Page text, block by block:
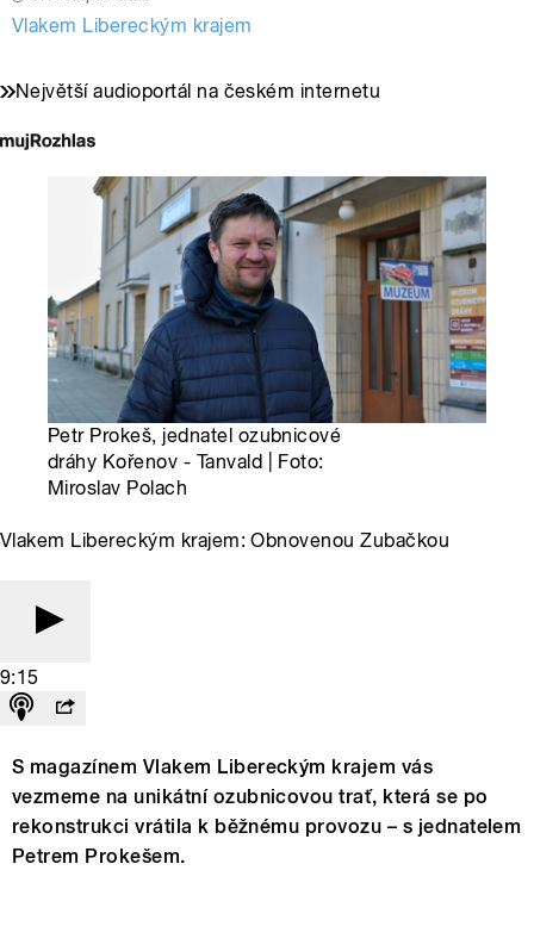
Vlakem Libereckým krajem
Největší audioportál na českém internetu
Petr Prokeš, jednatel ozubnicové
dráhy Kořenov - Tanvald | Foto:
Miroslav Polach
Vlakem Libereckým krajem: Obnovenou Zubačkou
9:15
S magazínem Vlakem Libereckým krajem vás
vezmeme na unikátní ozubnicovou trať, která se po
rekonstrukci vrátila k běžnému provozu – s jednatelem
Petrem Prokešem.